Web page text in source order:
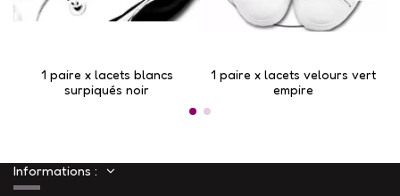
1 paire x lacets blancs
surpiqués noir
1 paire x lacets velours vert
empire
Informations :